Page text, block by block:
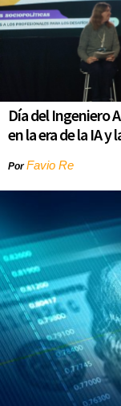
Día del Ingeniero
en la era de la IA
PorFavio Re